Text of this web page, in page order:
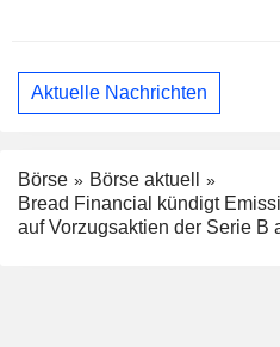
Aktuelle Nachrichten
Börse
Börse aktuell
Bread Financial kündigt
auf Vorzugsaktien der Serie B